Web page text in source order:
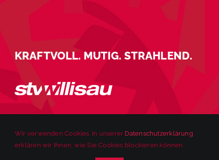
KRAFTVOLL. MUTIG. STRAHLEND.
Wir verwenden Cookies. In unserer Datenschutzerklärung
erklären wir Ihnen, wie Sie Cookies blockieren können.